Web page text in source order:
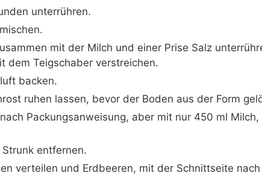
unterrühren.
mit der Milch und einer Prise Salz
dem Teigschaber verstreichen.
backen.
ruhen lassen, bevor der Boden aus der Form
Packungsanweisung, aber mit nur 450 ml
entfernen.
verteilen und Erdbeeren, mit der Schnittseite